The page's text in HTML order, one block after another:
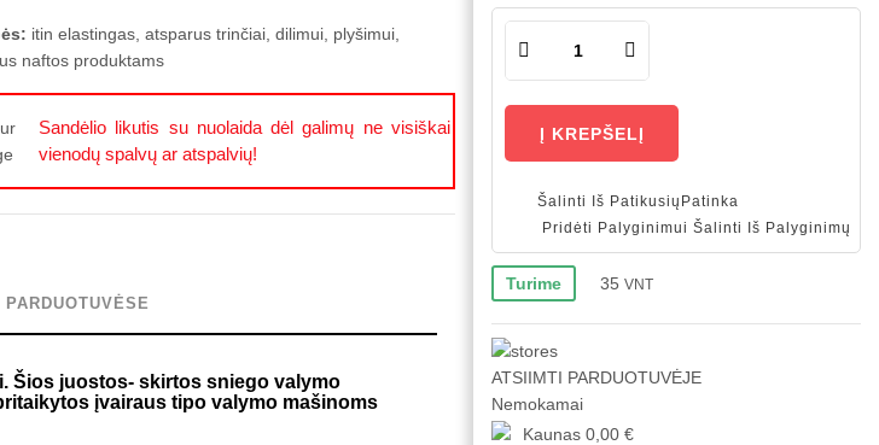
itin elastingas, atsparus trinčiai, dilimui, plyšimui,
naftos produktams
Sandėlio likutis su nuolaida dėl galimų ne visiškai
vienodų spalvų ar atspalvių!
Į KREPŠELĮ
Šalinti Iš Patikusių Patinka
Pridėti Palyginimui Šalinti Iš Palyginimų
Turime 35 VNT
ATSIIMTI PARDUOTUVĖJE
Nemokamai
Kaunas 0,00 €
Šios juostos- skirtos sniego valymo
įvairaus tipo valymo mašinoms